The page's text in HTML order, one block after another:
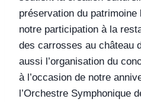
préservation du
notre participation à la
des carrosses au château
aussi l’organisation du
à l’occasion de notre
l’Orchestre Symphonique